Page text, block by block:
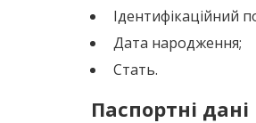
Ідентифікаційний
Дата народження;
Стать.
Паспортні дані